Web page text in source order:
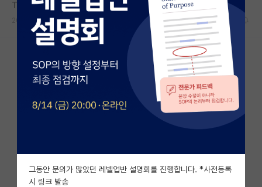
연구실&오픈랩
커뮤니티
커뮤니티 홈
전체글보기
베스트 게시판
자유 게시판(아무개랩)
미국 유학 게시판
Theodor Mommsen
2019.09.25 2 8247
그동안 문의가 많았던 레벨업반 설명회를 진행합니다. *사전등록
시 링크 발송